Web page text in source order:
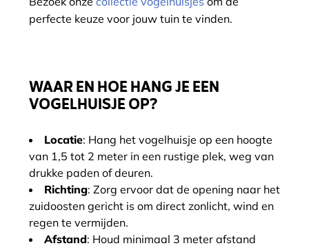
perfecte keuze voor jouw tuin te vinden.
WAAR EN HOE HANG JE EEN
VOGELHUISJE OP?
Locatie: Hang het vogelhuisje op een hoogte
van 1,5 tot 2 meter in een rustige plek, weg van
drukke paden of deuren.
Richting: Zorg ervoor dat de opening naar het
zuidoosten gericht is om direct zonlicht, wind en
regen te vermijden.
Afstand: Houd minimaal 3 meter afstand